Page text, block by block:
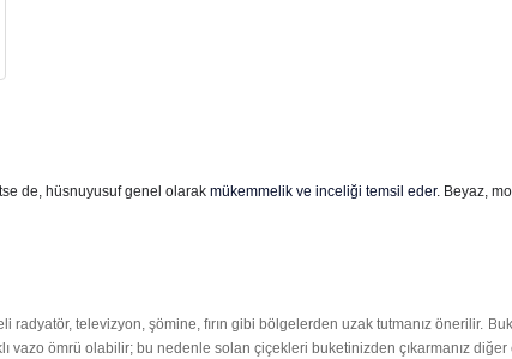
de, hüsnuyusuf genel olarak mükemmelik ve inceliği temsil eder. Beyaz,
radyatör, televizyon, şömine, fırın gibi bölgelerden uzak tutmanız önerilir. B
vazo ömrü olabilir; bu nedenle solan çiçekleri buketinizden çıkarmanız